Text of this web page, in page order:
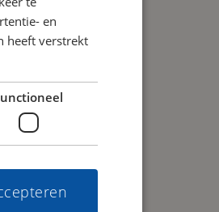
en
heeft verstrekt